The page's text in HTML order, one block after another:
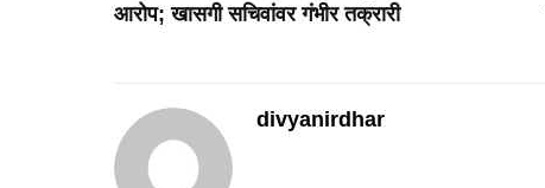
आरोप; खासगी सचिवांवर गंभीर तक्रारी
divyanirdhar